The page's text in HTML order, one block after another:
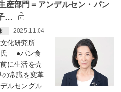
産部門＝アンデルセン・パン
…
2025.11.04
化研究所
氏 ●パン食
に生活を売
常識を変革
ルセングル